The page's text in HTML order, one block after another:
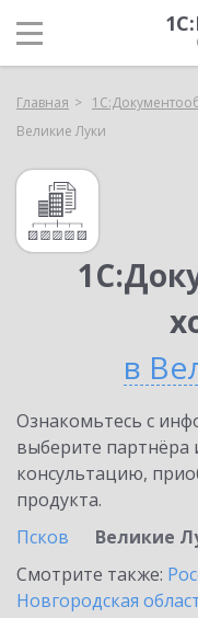
Главная
Великие Луки
в
Ознакомьтесь с
выберите партнёра
консультацию,
продукта.
Псков
Великие
Смотрите также:
Новгородская